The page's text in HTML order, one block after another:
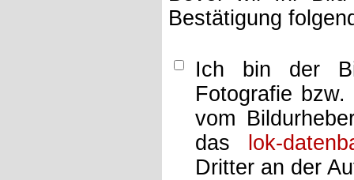
Bestätigung
Ich bin der
Fotografie
vom
das
lok-
Dritter an der